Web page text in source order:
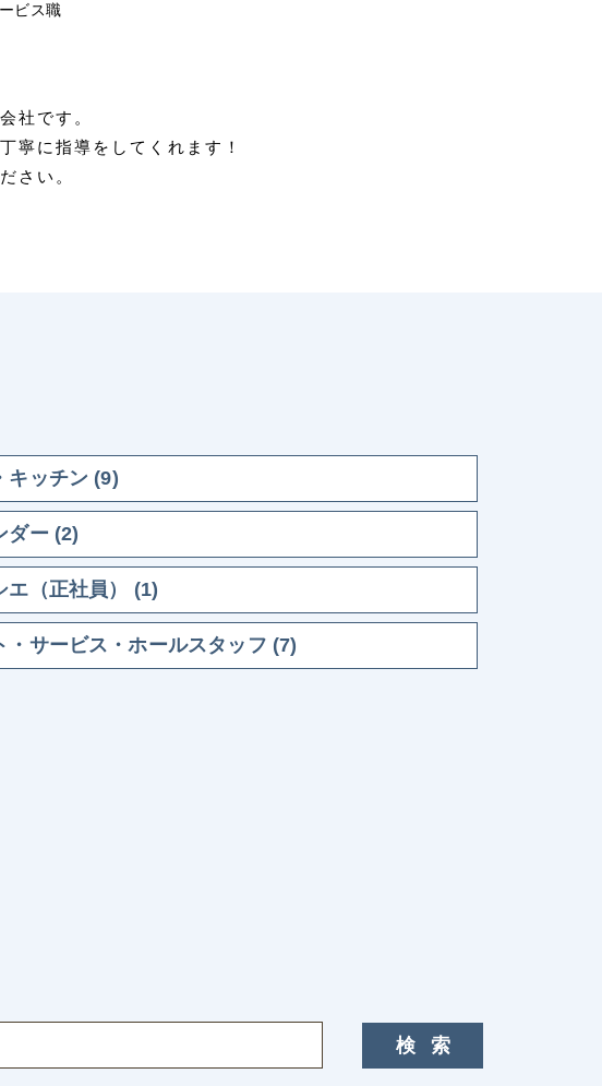
ビス職
社です。
寧に指導をしてくれます！
さい。
キッチン (9)
ダー (2)
エ（正社員） (1)
・サービス・ホールスタッフ (7)